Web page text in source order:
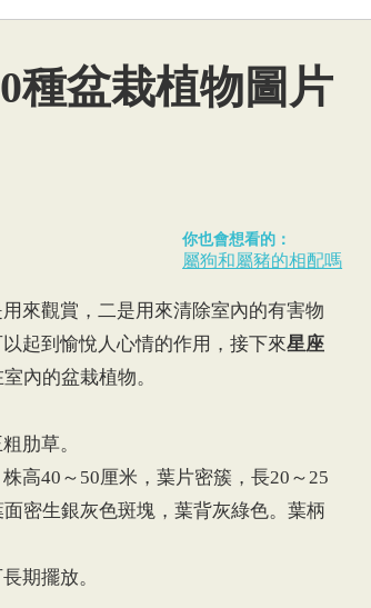
種盆栽植物圖片
你也會想看的：
屬狗和屬豬的相配嗎
觀賞，二是用來清除室內的有害物
起到愉悅人心情的作用，接下來星座
內的盆栽植物。
肋草。
40～50厘米，葉片密簇，長20～25
密生銀灰色斑塊，葉背灰綠色。葉柄
期擺放。